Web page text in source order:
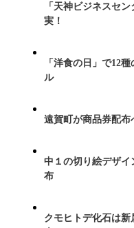
「天神ビジネスセ
実！
「洋食の日」で12
ル
遠賀町が商品券配布
中１の切り絵デザ
布
クモヒトデ化石は